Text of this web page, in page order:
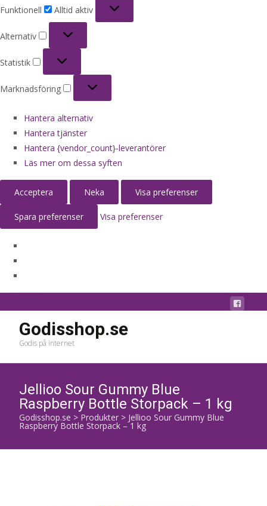
Funktionell
Alltid aktiv
Alternativ
Statistik
Marknadsföring
Hantera alternativ
Hantera tjänster
Hantera {vendor_count}-leverantörer
Läs mer om dessa syften
Acceptera Neka Visa preferenser
Spara preferenser Visa preferenser
Godisshop.se
Godis på internet
Jellioo Sour Gummy Blue
Raspberry Bottle Storpack – 1 kg
Godisshop.se > Produkter > Jellioo Sour Gummy Blue
Raspberry Bottle Storpack – 1 kg